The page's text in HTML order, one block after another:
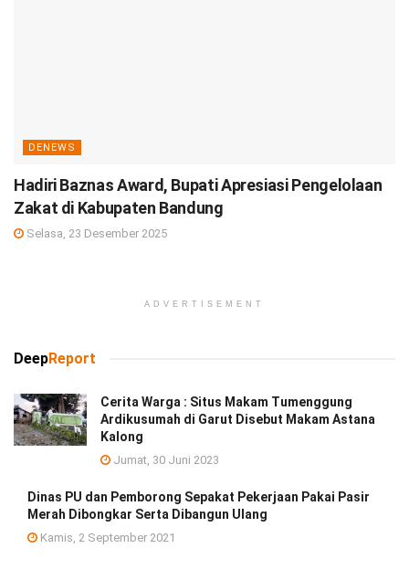
DENEWS
Hadiri Baznas Award, Bupati Apresiasi Pengelolaan
Zakat di Kabupaten Bandung
Selasa, 23 Desember 2025
ADVERTISEMENT
DeepReport
Cerita Warga : Situs Makam Tumenggung
Ardikusumah di Garut Disebut Makam Astana
Kalong
Jumat, 30 Juni 2023
Dinas PU dan Pemborong Sepakat Pekerjaan Pakai Pasir
Merah Dibongkar Serta Dibangun Ulang
Kamis, 2 September 2021